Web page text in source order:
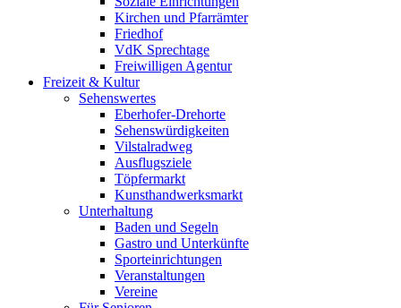
Kirchen und Pfarrämter
Friedhof
VdK Sprechtage
Freiwilligen Agentur
Freizeit & Kultur
Sehenswertes
Eberhofer-Drehorte
Sehenswürdigkeiten
Vilstalradweg
Ausflugsziele
Töpfermarkt
Kunsthandwerksmarkt
Unterhaltung
Baden und Segeln
Gastro und Unterkünfte
Sporteinrichtungen
Veranstaltungen
Vereine